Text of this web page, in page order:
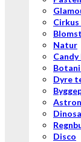
Natur
Candy
Dyre
Disco